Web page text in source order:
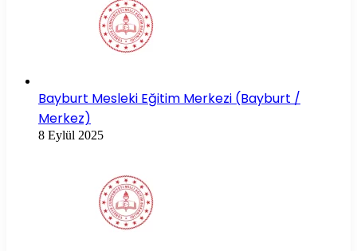
Bayburt Mesleki Eğitim Merkezi (Bayburt /
Merkez)
8 Eylül 2025